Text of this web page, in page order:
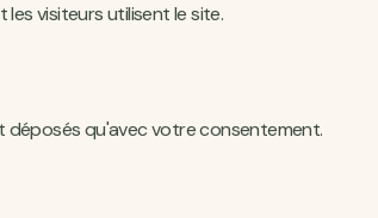
visiteurs utilisent le site.
déposés qu'avec votre consentement.